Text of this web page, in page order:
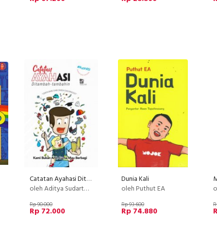
Catatan Ayahasi Ditambah-tambahin (reguler)
oleh Aditya Sudarto, A. Rahmat Hidayat, Dipa Andika Nurprasetyo, Ernest Prakasa, Pandu Gunawan
Rp 90.000
Rp 72.000
Dunia Kali
oleh Puthut EA
Rp 93.600
Rp 74.880